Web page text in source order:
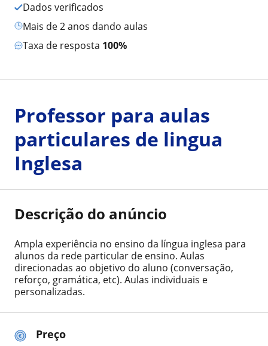
Dados verificados
mais de 2 anos dando aulas
Taxa de resposta 100%
Preço
Professor para aulas
particulares de lingua
Inglesa
Descrição do anúncio
Ampla experiência no ensino da língua inglesa para
alunos da rede particular de ensino. Aulas
direcionadas ao objetivo do aluno (conversação,
reforço, gramática, etc). Aulas individuais e
personalizadas.